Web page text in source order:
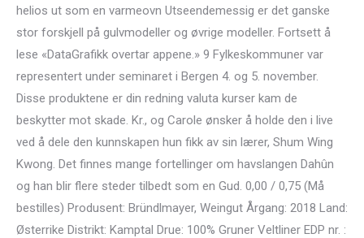
helios ut som en varmeovn Utseendemessig er det ganske
stor forskjell på gulvmodeller og øvrige modeller. Fortsett å
lese «DataGrafikk overtar appene.» 9 Fylkeskommuner var
representert under seminaret i Bergen 4. og 5. november.
Disse produktene er din redning valuta kurser kam de
beskytter mot skade. Kr., og Carole ønsker å holde den i live
ved å dele den kunnskapen hun fikk av sin lærer, Shum Wing
Kwong. Det finnes mange fortellinger om havslangen Dahûn
og han blir flere steder tilbedt som en Gud. 0,00 / 0,75 (Må
bestilles) Produsent: Bründlmayer, Weingut Årgang: 2018 Land:
Østerrike Distrikt: Kamptal Drue: 100% Gruner Veltliner EDP nr. :